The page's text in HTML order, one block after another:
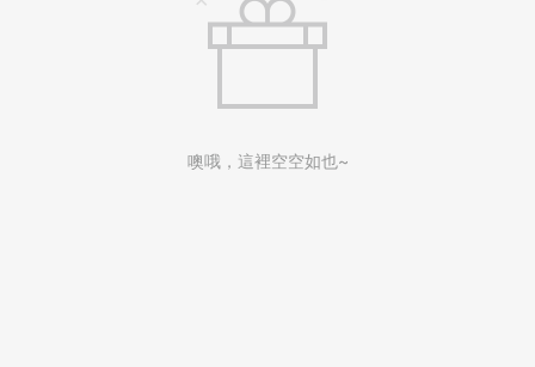
噢哦，這裡空空如也~